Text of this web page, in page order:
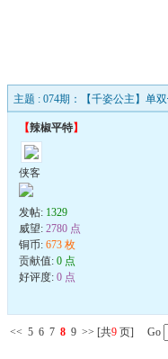
主题 : 074期：【千姿公主】单
【辣椒平特】
侠客
发帖: 1329
威望: 2780 点
铜币: 673 枚
贡献值: 0 点
好评度: 0 点
<< 5 6 7 8 9 >> [共9 页] Go